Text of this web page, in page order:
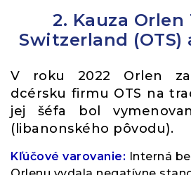
2. Kauza
Switzerland (OTS)
V roku 2022 Orlen
dcérsku firmu OTS na
jej šéfa bol
(libanonského pôvodu).
Kľúčové varovanie: Interná